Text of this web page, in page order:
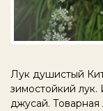
Лук душистый
зимостойкий
джусай. Товарная